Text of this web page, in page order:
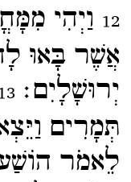
12 וַיְהִי
אֲשֶׁר בָּאוּ
יְרוּשָׁלָיִם׃
תְּמָרִים
לֵאמֹר